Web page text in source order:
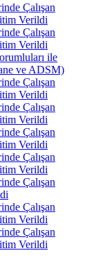
Çalışan
Verildi
Çalışan
Verildi
ile
ve ADSM)
Çalışan
Verildi
Çalışan
Verildi
Çalışan
Verildi
Çalışan
Verildi
Çalışan
Çalışan
Verildi
Çalışan
Verildi